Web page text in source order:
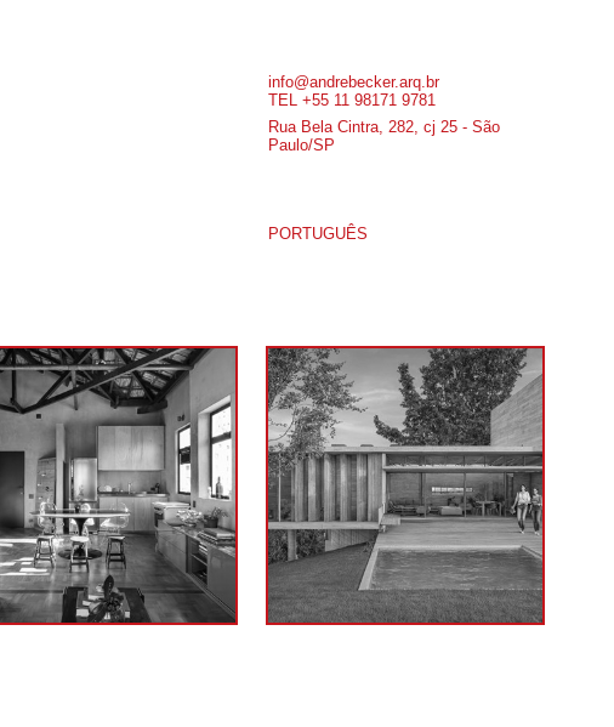
info@andrebecker.arq.br
TEL +55 11 98171 9781
Rua Bela Cintra, 282, cj 25 - São
Paulo/SP
PORTUGUÊS